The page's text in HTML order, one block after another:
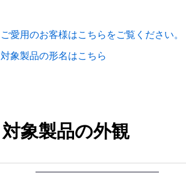
ご愛用のお客様はこちらをご覧ください。
対象製品の形名はこちら
対象製品の外観